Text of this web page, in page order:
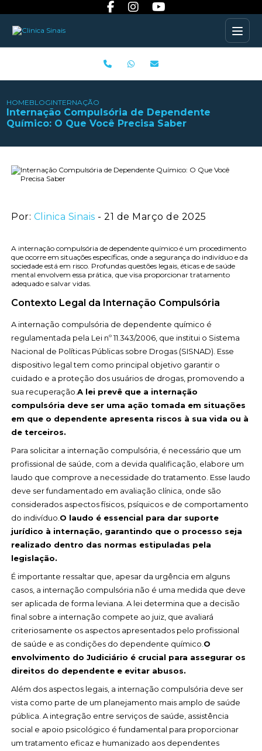
HOMEBLOGINTERNAÇÃO COMPULSÓRIA DE DEPENDENTE QUÍMICO:
Internação Compulsória de Dependente
Químico: O Que Você Precisa Saber
Por: Clinica Sinais - 21 de Março de 2025
A internação compulsória de dependente químico é um procedimento
que ocorre em situações específicas, onde a segurança do indivíduo e da
sociedade está em risco. Profundas questões legais, éticas e de saúde
mental envolvem essa prática, que visa proporcionar tratamento
adequado e salvar vidas.
Contexto Legal da Internação Compulsória
A internação compulsória de dependente químico é
regulamentada pela Lei nº 11.343/2006, que institui o Sistema
Nacional de Políticas Públicas sobre Drogas (SISNAD). Esse
dispositivo legal tem como principal objetivo garantir o
cuidado e a proteção dos usuários de drogas, promovendo a
sua recuperação.A lei prevê que a internação
compulsória deve ser uma ação tomada em situações
em que o dependente apresenta riscos à sua vida ou à
de terceiros.
Para solicitar a internação compulsória, é necessário que um
profissional de saúde, com a devida qualificação, elabore um
laudo que comprove a necessidade do tratamento. Esse laudo
deve ser fundamentado em avaliação clínica, onde são
considerados aspectos físicos, psíquicos e de comportamento
do indivíduo. O laudo é essencial para dar suporte
jurídico à internação, garantindo que o processo seja
realizado dentro das normas estipuladas pela
legislação.
É importante ressaltar que, apesar da urgência em alguns
casos, a internação compulsória não é uma medida que deve
ser aplicada de forma leviana. A lei determina que a decisão
final sobre a internação compete ao juiz, que avaliará
criteriosamente os aspectos apresentados pelo profissional
de saúde e as condições do dependente químico. O
envolvimento do Judiciário é crucial para assegurar os
direitos do dependente e evitar abusos.
Além dos aspectos legais, a internação compulsória deve ser
vista como parte de um planejamento mais amplo de saúde
pública. A integração entre serviços de saúde, assistência
social e apoio psicológico é fundamental para proporcionar
um tratamento eficaz e humanizado aos dependentes